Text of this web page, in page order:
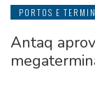
PORTOS E
Antaq